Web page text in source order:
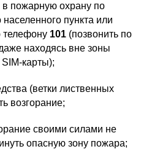
пожарную охрану по
пункта или
телефону 101 (позвонить по
находясь вне зоны
карты);
(ветки лиственных
возгорание;
своими силами не
опасную зону пожара;